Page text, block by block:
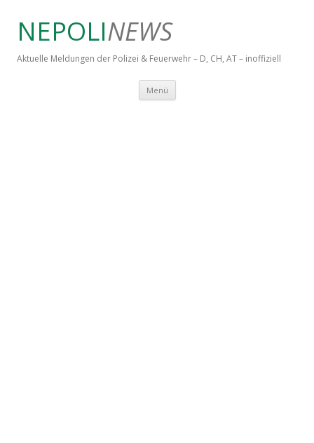
NEPOLINEWS
Aktuelle Meldungen der Polizei & Feuerwehr – D, CH, AT – inoffiziell
Menü Springe zum Inhalt